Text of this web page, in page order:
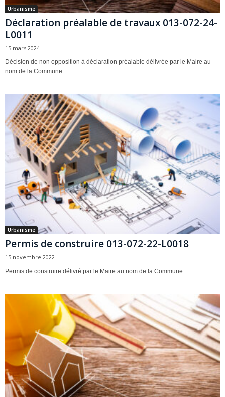
Urbanisme
Déclaration préalable de travaux 013-072-24-
L0011
15 mars 2024
Décision de non opposition à déclaration préalable délivrée par le Maire au
nom de la Commune.
Urbanisme
Permis de construire 013-072-22-L0018
15 novembre 2022
Permis de construire délivré par le Maire au nom de la Commune.